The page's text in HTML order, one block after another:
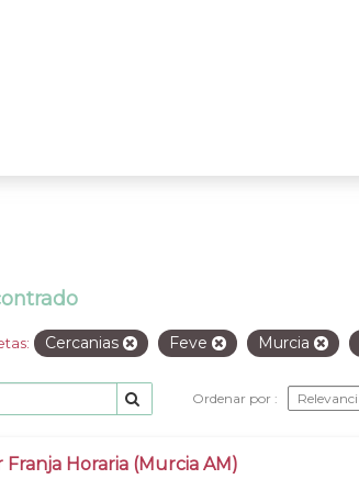
Cercanias Feve Murcia
Ordenar por
Horaria (Murcia AM)